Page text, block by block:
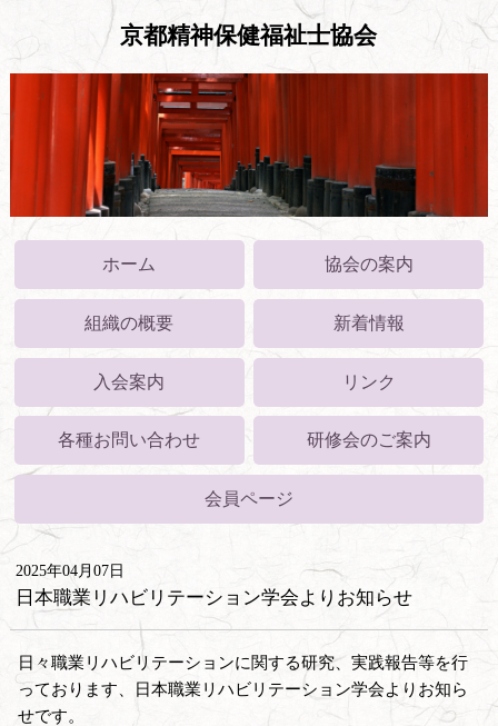
京都精神保健福祉士協会
ホーム 協会の案内
組織の概要 新着情報
入会案内 リンク
各種お問い合わせ 研修会のご案内
会員ページ
2025年04月07日
日本職業リハビリテーション学会よりお知らせ
日々職業リハビリテーションに関する研究、実践報告等を行
っております、日本職業リハビリテーション学会よりお知ら
せです。